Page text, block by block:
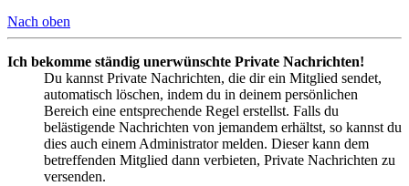
Nach oben
Ich bekomme ständig unerwünschte Private Nachrichten!
Du kannst Private Nachrichten, die dir ein Mitglied sendet,
automatisch löschen, indem du in deinem persönlichen
Bereich eine entsprechende Regel erstellst. Falls du
belästigende Nachrichten von jemandem erhältst, so kannst du
dies auch einem Administrator melden. Dieser kann dem
betreffenden Mitglied dann verbieten, Private Nachrichten zu
versenden.